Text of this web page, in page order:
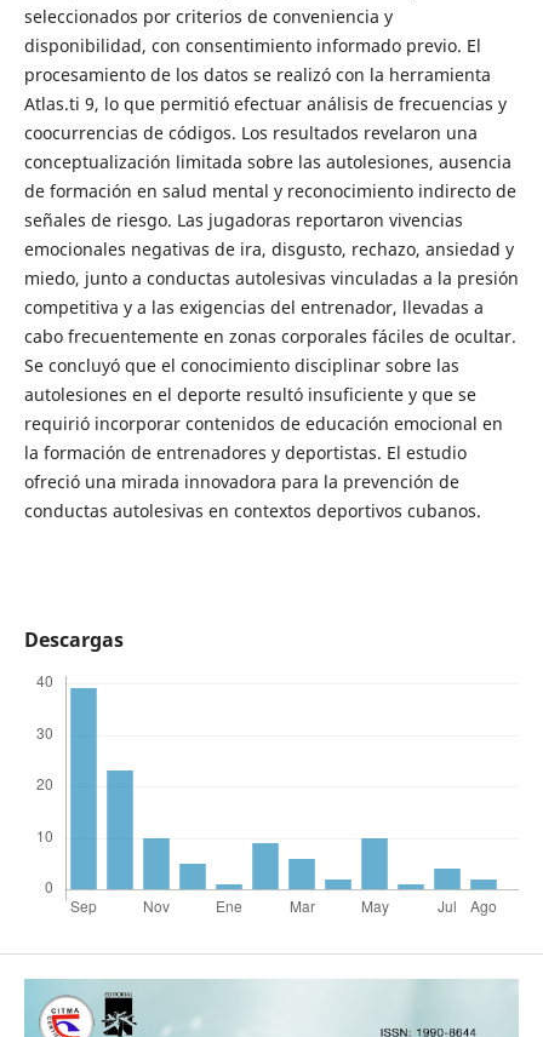
seleccionados por criterios de conveniencia y
disponibilidad, con consentimiento informado previo. El
procesamiento de los datos se realizó con la herramienta
Atlas.ti 9, lo que permitió efectuar análisis de frecuencias y
coocurrencias de códigos. Los resultados revelaron una
conceptualización limitada sobre las autolesiones, ausencia
de formación en salud mental y reconocimiento indirecto de
señales de riesgo. Las jugadoras reportaron vivencias
emocionales negativas de ira, disgusto, rechazo, ansiedad y
miedo, junto a conductas autolesivas vinculadas a la presión
competitiva y a las exigencias del entrenador, llevadas a
cabo frecuentemente en zonas corporales fáciles de ocultar.
Se concluyó que el conocimiento disciplinar sobre las
autolesiones en el deporte resultó insuficiente y que se
requirió incorporar contenidos de educación emocional en
la formación de entrenadores y deportistas. El estudio
ofreció una mirada innovadora para la prevención de
conductas autolesivas en contextos deportivos cubanos.
Descargas